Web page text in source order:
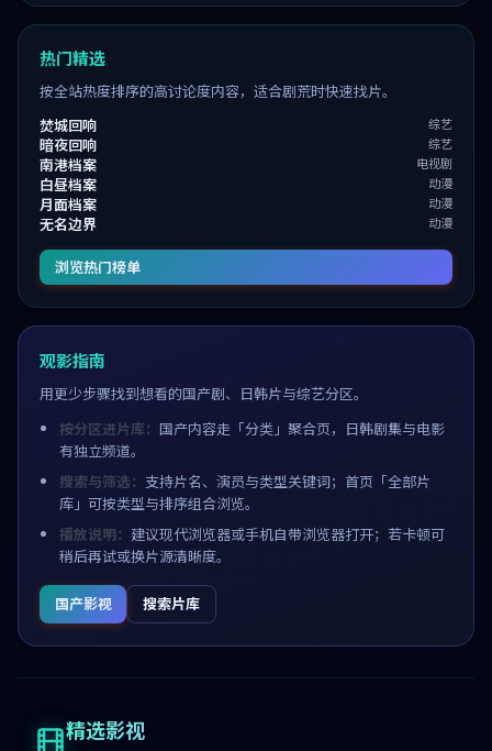
热门精选
按全站热度排序的高讨论度内容，适合剧荒时快速找片。
焚城回响
综艺
暗夜回响 综艺
南港档案 电视剧
白昼档案 动漫
月面档案 动漫
无名边界 动漫
浏览热门榜单
观影指南
用更少步骤找到想看的国产剧、日韩片与综艺分区。
按分区进片库： 国产内容走「分类」聚合页，日韩剧集与电影
有独立频道。
搜索与筛选： 支持片名、演员与类型关键词；首页「全部片
库」可按类型与排序组合浏览。
播放说明： 建议现代浏览器或手机自带浏览器打开；若卡顿可
稍后再试或换片源清晰度。
国产影视 搜索片库
精选影视